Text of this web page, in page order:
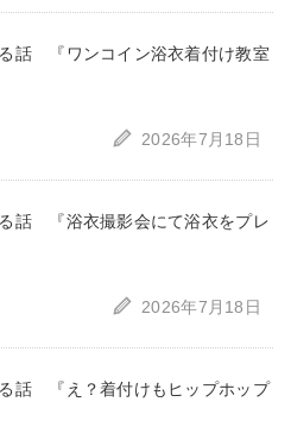
話 『ワンコイン浴衣着付け教室
2026年7月18日
話 『浴衣撮影会にて浴衣をプレ
2026年7月18日
話 『え？着付けもヒップホップ